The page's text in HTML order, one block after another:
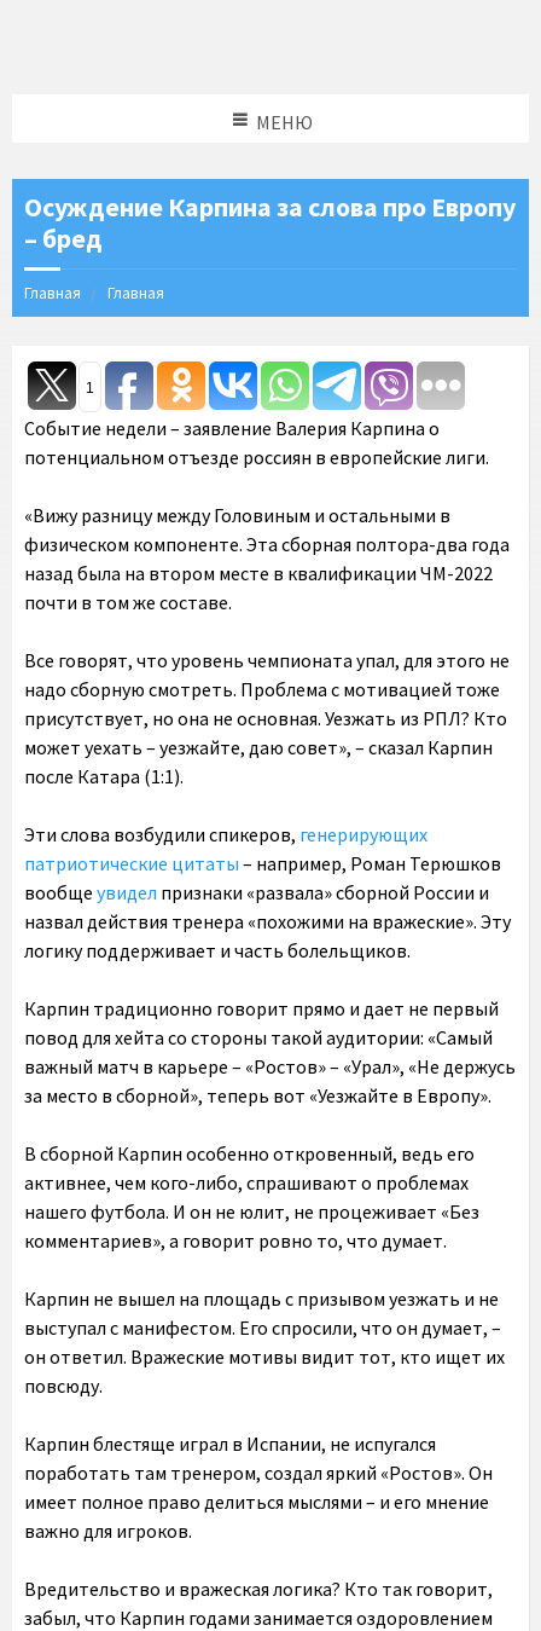
МЕНЮ
Осуждение Карпина за слова про Европу
– бред
Главная Главная
1
Событие недели – заявление Валерия Карпина о
потенциальном отъезде россиян в европейские лиги.
«Вижу разницу между Головиным и остальными в
физическом компоненте. Эта сборная полтора-два года
назад была на втором месте в квалификации ЧМ-2022
почти в том же составе.
Все говорят, что уровень чемпионата упал, для этого не
надо сборную смотреть. Проблема с мотивацией тоже
присутствует, но она не основная. Уезжать из РПЛ? Кто
может уехать – уезжайте, даю совет», – сказал Карпин
после Катара (1:1).
Эти слова возбудили спикеров, генерирующих
патриотические цитаты – например, Роман Терюшков
вообще увидел признаки «развала» сборной России и
назвал действия тренера «похожими на вражеские». Эту
логику поддерживает и часть болельщиков.
Карпин традиционно говорит прямо и дает не первый
повод для хейта со стороны такой аудитории: «Самый
важный матч в карьере – «Ростов» – «Урал», «Не держусь
за место в сборной», теперь вот «Уезжайте в Европу».
В сборной Карпин особенно откровенный, ведь его
активнее, чем кого-либо, спрашивают о проблемах
нашего футбола. И он не юлит, не процеживает «Без
комментариев», а говорит ровно то, что думает.
Карпин не вышел на площадь с призывом уезжать и не
выступал с манифестом. Его спросили, что он думает, –
он ответил. Вражеские мотивы видит тот, кто ищет их
повсюду.
Карпин блестяще играл в Испании, не испугался
поработать там тренером, создал яркий «Ростов». Он
имеет полное право делиться мыслями – и его мнение
важно для игроков.
Вредительство и вражеская логика? Кто так говорит,
забыл, что Карпин годами занимается оздоровлением